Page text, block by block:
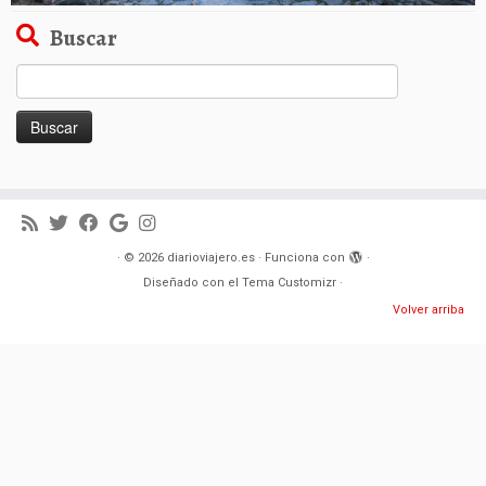
Buscar
· © 2026 diarioviajero.es· Funciona con
·
Diseñado con el Tema Customizr ·
Volver arriba